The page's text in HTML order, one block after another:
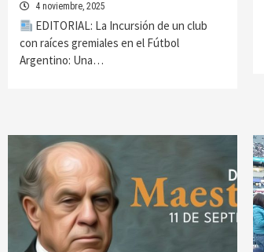
4 noviembre, 2025
EDITORIAL: La Incursión de un club
con raíces gremiales en el Fútbol
Argentino: Una…